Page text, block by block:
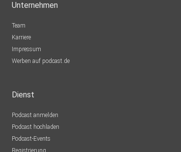
Unternehmen
Team
Karriere
Impressum
Werben auf podcast.de
Dienst
Podcast anmelden
Podcast hochladen
Podcast-Events
Registrierung